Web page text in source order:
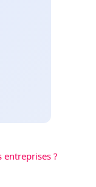
entreprises ?